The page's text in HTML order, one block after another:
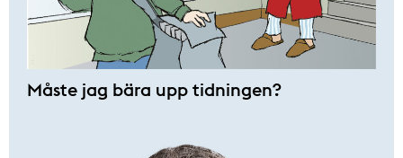
Måste jag bära upp tidningen?